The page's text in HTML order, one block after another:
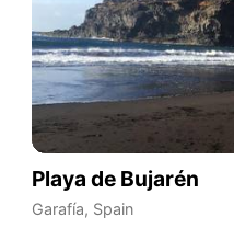
Playa de Bujarén
Garafía, Spain